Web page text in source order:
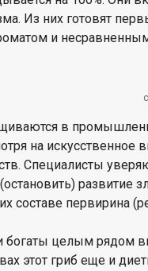
Из них готовят
и
в
на
Специалисты
развитие
составе первирина
богаты целым рядом
этот гриб еще и